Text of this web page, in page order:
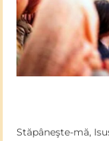
Stăpâneşte-mă,